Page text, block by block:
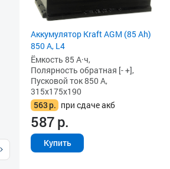
Аккумулятор Kraft AGM (85 Ah)
850 А, L4
Ёмкость 85 А·ч,
Полярность обратная [- +],
Пусковой ток 850 А,
315x175x190
563р. при сдаче акб
587р.
Купить